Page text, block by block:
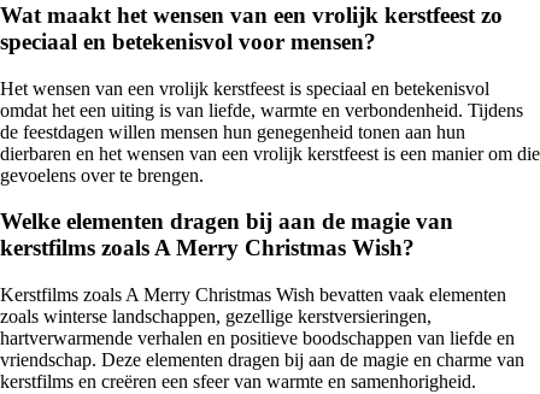
Wat maakt het wensen van een vrolijk kerstfeest zo
speciaal en betekenisvol voor mensen?
Het wensen van een vrolijk kerstfeest is speciaal en betekenisvol
omdat het een uiting is van liefde, warmte en verbondenheid. Tijdens
de feestdagen willen mensen hun genegenheid tonen aan hun
dierbaren en het wensen van een vrolijk kerstfeest is een manier om die
gevoelens over te brengen.
Welke elementen dragen bij aan de magie van
kerstfilms zoals A Merry Christmas Wish?
Kerstfilms zoals A Merry Christmas Wish bevatten vaak elementen
zoals winterse landschappen, gezellige kerstversieringen,
hartverwarmende verhalen en positieve boodschappen van liefde en
vriendschap. Deze elementen dragen bij aan de magie en charme van
kerstfilms en creëren een sfeer van warmte en samenhorigheid.